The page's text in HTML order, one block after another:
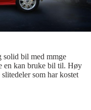
solid bil med mmge
en kan bruke bil til. Høy
som har kostet